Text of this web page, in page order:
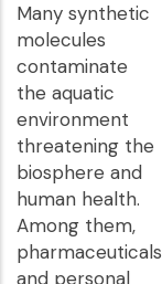
Many synthetic
molecules
contaminate
the aquatic
environment
threatening the
biosphere and
human health.
Among them,
pharmaceuticals
and personal